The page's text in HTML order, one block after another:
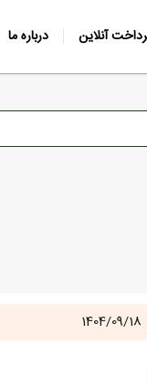
آنلاین درباره ما
1404/09/18